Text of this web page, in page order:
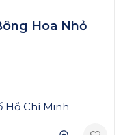
Hoa Nhỏ
Hồ Chí Minh